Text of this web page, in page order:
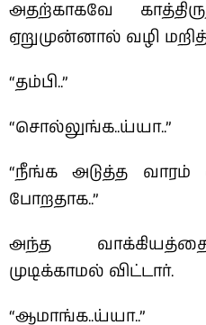
அதற்காகவே
ஏறுமுன்னால் வழி
“தம்பி..”
“சொல்லுங்க..ய்யா..”
“நீங்க அடுத்த
போறதாக..”
அந்த
முடிக்காமல் விட்டார்.
“ஆமாங்க..ய்யா..”